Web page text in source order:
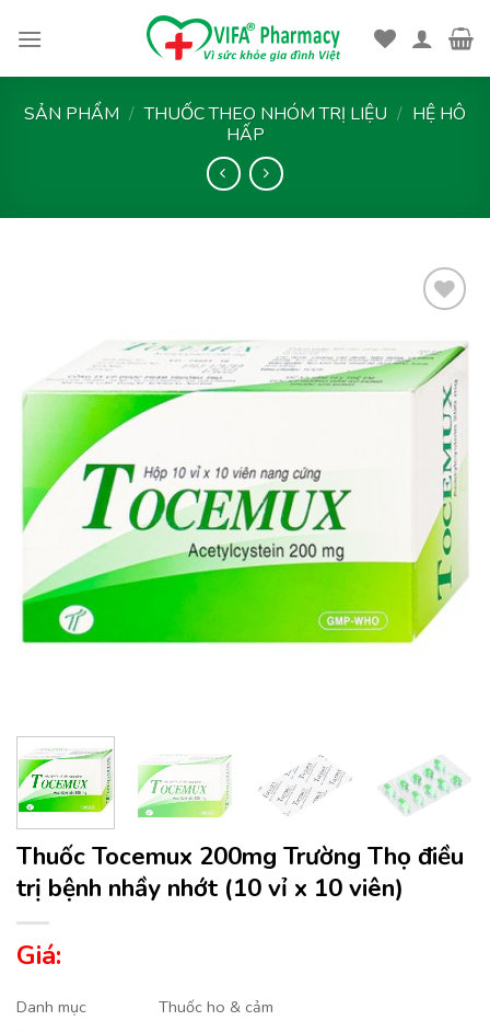
SẢN PHẨM / THUỐC THEO NHÓM TRỊ LIỆU / HỆ HÔ
HẤP
Thêm
vào
yêu
thích
Thuốc Tocemux 200mg Trường Thọ điều
trị bệnh nhầy nhớt (10 vỉ x 10 viên)
Giá:
Danh mục Thuốc ho & cảm